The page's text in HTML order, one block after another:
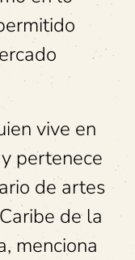
vive en
pertenece
de artes
de la
menciona